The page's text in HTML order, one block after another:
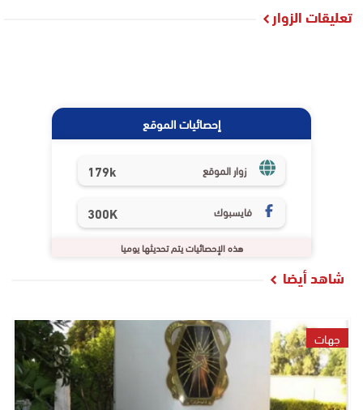
تعليقات الزوار
إحصائيات الموقع
زوار الموقع 179k
فايسبوك 300K
هذه الإحصائيات يتم تحديثها يوميا
شاهد أيضا
جهات